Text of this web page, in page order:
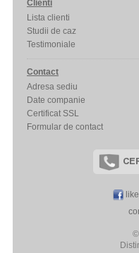
Clienti
Lista clienti
Studii de caz
Testimoniale
Contact
Adresa sediu
Date companie
Certificat SSL
Formular de contact
like